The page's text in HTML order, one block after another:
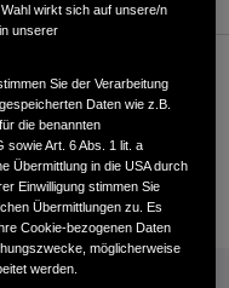
EMISSIONEN (PDF, 42 KB)
wirkt sich auf unsere/n
unserer
Sie der Verarbeitung
Daten wie z.B.
die benannten
sowie Art. 6 Abs. 1 lit. a
Übermittlung in die USA durch
Einwilligung stimmen Sie
Übermittlungen zu. Es
Cookie-bezogenen Daten
möglicherweise
werden.